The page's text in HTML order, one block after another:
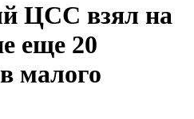
ЦСС взял на
еще 20
малого